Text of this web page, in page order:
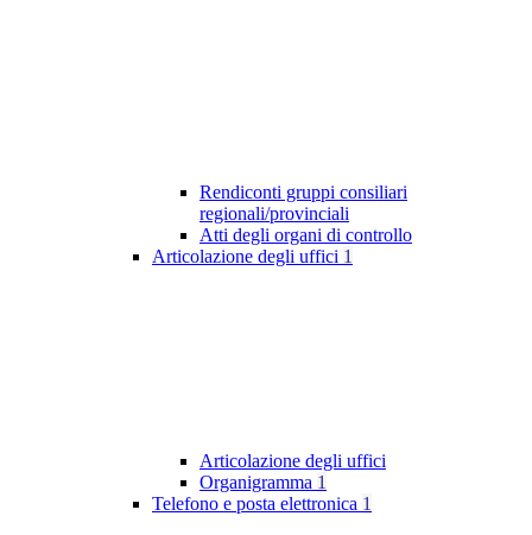
Rendiconti gruppi consiliari
regionali/provinciali
Atti degli organi di controllo
Articolazione degli uffici 1
Articolazione degli uffici
Organigramma 1
Telefono e posta elettronica 1